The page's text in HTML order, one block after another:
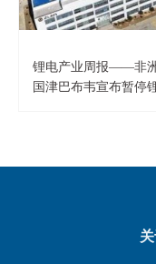
锂电产业周报——非
国津巴布韦宣布暂停